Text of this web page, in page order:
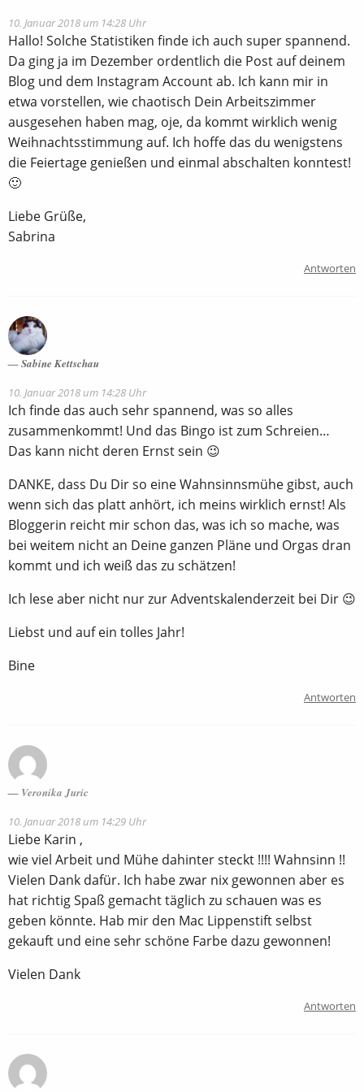
10. Januar 2018 um 14:28 Uhr
Hallo! Solche Statistiken finde ich auch super spannend.
Da ging ja im Dezember ordentlich die Post auf deinem
Blog und dem Instagram Account ab. Ich kann mir in
etwa vorstellen, wie chaotisch Dein Arbeitszimmer
ausgesehen haben mag, oje, da kommt wirklich wenig
Weihnachtsstimmung auf. Ich hoffe das du wenigstens
die Feiertage genießen und einmal abschalten konntest!
🙂
Liebe Grüße,
Sabrina
Antworten
Sabine Kettschau
10. Januar 2018 um 14:28 Uhr
Ich finde das auch sehr spannend, was so alles
zusammenkommt! Und das Bingo ist zum Schreien…
Das kann nicht deren Ernst sein 😉
DANKE, dass Du Dir so eine Wahnsinnsmühe gibst, auch
wenn sich das platt anhört, ich meins wirklich ernst! Als
Bloggerin reicht mir schon das, was ich so mache, was
bei weitem nicht an Deine ganzen Pläne und Orgas dran
kommt und ich weiß das zu schätzen!
Ich lese aber nicht nur zur Adventskalenderzeit bei Dir 😉
Liebst und auf ein tolles Jahr!
Bine
Antworten
Veronika Juric
10. Januar 2018 um 14:29 Uhr
Liebe Karin ,
wie viel Arbeit und Mühe dahinter steckt !!!! Wahnsinn !!
Vielen Dank dafür. Ich habe zwar nix gewonnen aber es
hat richtig Spaß gemacht täglich zu schauen was es
geben könnte. Hab mir den Mac Lippenstift selbst
gekauft und eine sehr schöne Farbe dazu gewonnen!
Vielen Dank
Antworten